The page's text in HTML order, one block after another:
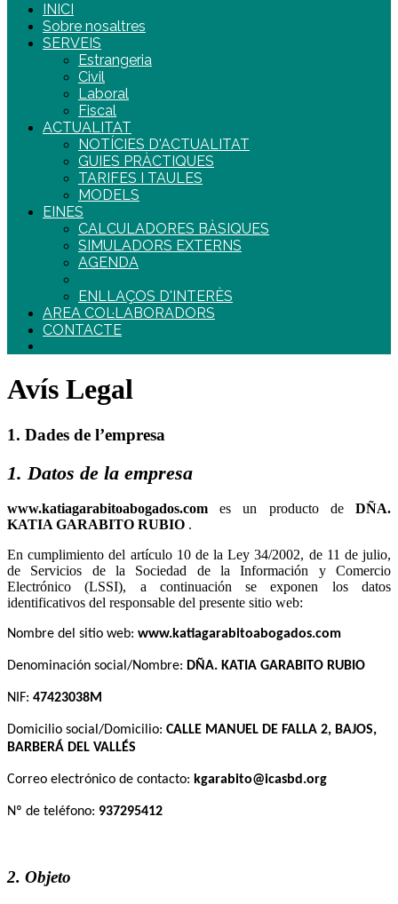
INICI
Sobre nosaltres
SERVEIS
Estrangeria
Civil
Laboral
Fiscal
ACTUALITAT
NOTÍCIES D'ACTUALITAT
GUIES PRÀCTIQUES
TARIFES I TAULES
MODELS
EINES
CALCULADORES BÀSIQUES
SIMULADORS EXTERNS
AGENDA
ENLLAÇOS D'INTERÈS
AREA COL·LABORADORS
CONTACTE
Avís Legal
1. Dades de l’empresa
1. Datos de la empresa
es un producto de
.
En cumplimiento del artículo 10 de la Ley 34/2002, de 11 de julio,
de Servicios de la Sociedad de la Información y Comercio
Electrónico (LSSI), a continuación se exponen los datos
identificativos del responsable del presente sitio web:
Nombre del sitio web:
Denominación social/Nombre:
NIF:
Domicilio social/Domicilio:
Correo electrónico de contacto:
Nº de teléfono:
2. Objeto